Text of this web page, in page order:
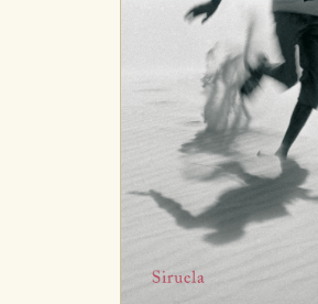
CONFIGURACIÓN DE